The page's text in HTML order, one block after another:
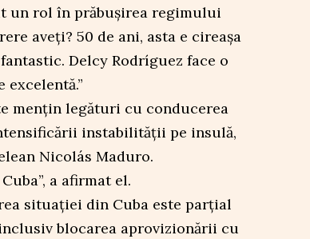
un rol în prăbușirea regimului
aveți? 50 de ani, asta e cireașa
Delcy Rodríguez face o
excelentă.”
mențin legături cu conducerea
instabilității pe insulă,
Nicolás Maduro.
a afirmat el.
situației din Cuba este parțial
blocarea aprovizionării cu